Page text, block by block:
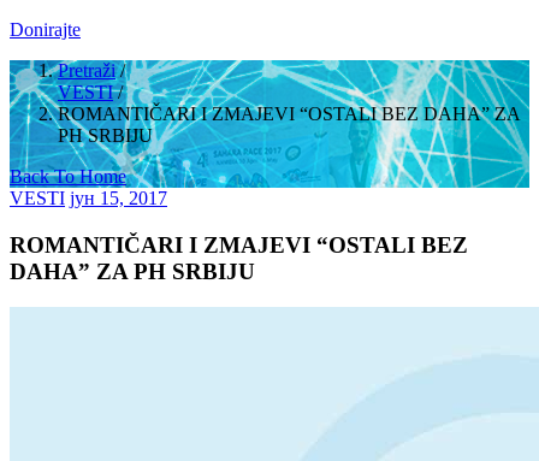
Donirajte
Pretraži/
VESTI/
ROMANTIČARI I ZMAJEVI “OSTALI BEZ DAHA” ZA
PH SRBIJU
Back To Home
VESTI јун 15, 2017
ROMANTIČARI I ZMAJEVI “OSTALI BEZ
DAHA” ZA PH SRBIJU